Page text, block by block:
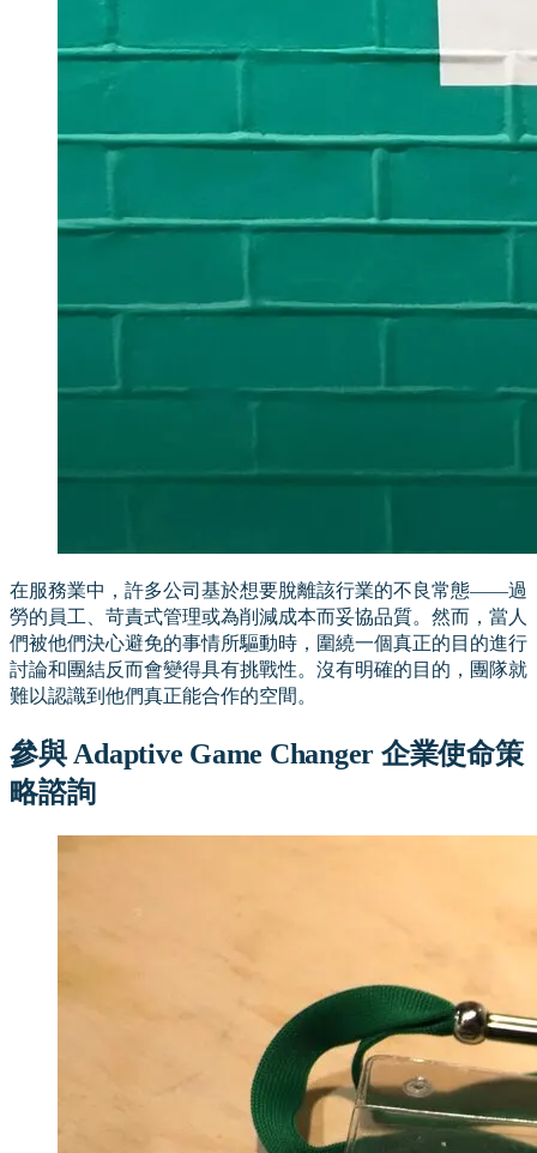
在服務業中，許多公司基於想要脫離該行業的不良常態——過
勞的員工、苛責式管理或為削減成本而妥協品質。然而，當人
們被他們決心避免的事情所驅動時，圍繞一個真正的目的進行
討論和團結反而會變得具有挑戰性。沒有明確的目的，團隊就
難以認識到他們真正能合作的空間。
參與 Adaptive Game Changer 企業使命策
略諮詢